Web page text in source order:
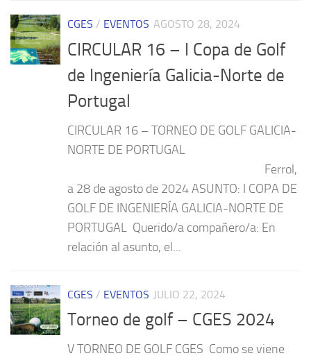
CGES / EVENTOS AGOSTO 28, 2024
CIRCULAR 16 – I Copa de Golf
de Ingeniería Galicia-Norte de
Portugal
CIRCULAR 16 – TORNEO DE GOLF GALICIA-
NORTE DE PORTUGAL
Ferrol,
a 28 de agosto de 2024 ASUNTO: I COPA DE
GOLF DE INGENIERÍA GALICIA-NORTE DE
PORTUGAL Querido/a compañero/a: En
relación al asunto, el...
CGES / EVENTOS JULIO 22, 2024
Torneo de golf – CGES 2024
V TORNEO DE GOLF CGES Como se viene